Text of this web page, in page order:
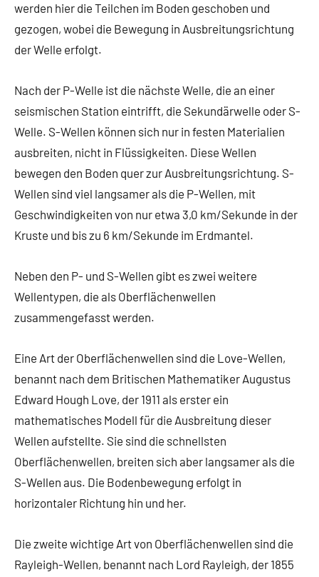
werden hier die Teilchen im Boden geschoben und
gezogen, wobei die Bewegung in Ausbreitungsrichtung
der Welle erfolgt.
Nach der P-Welle ist die nächste Welle, die an einer
seismischen Station eintrifft, die Sekundärwelle oder S-
Welle. S-Wellen können sich nur in festen Materialien
ausbreiten, nicht in Flüssigkeiten. Diese Wellen
bewegen den Boden quer zur Ausbreitungsrichtung. S-
Wellen sind viel langsamer als die P-Wellen, mit
Geschwindigkeiten von nur etwa 3,0 km/Sekunde in der
Kruste und bis zu 6 km/Sekunde im Erdmantel.
Neben den P- und S-Wellen gibt es zwei weitere
Wellentypen, die als Oberflächenwellen
zusammengefasst werden.
Eine Art der Oberflächenwellen sind die Love-Wellen,
benannt nach dem Britischen Mathematiker Augustus
Edward Hough Love, der 1911 als erster ein
mathematisches Modell für die Ausbreitung dieser
Wellen aufstellte. Sie sind die schnellsten
Oberflächenwellen, breiten sich aber langsamer als die
S-Wellen aus. Die Bodenbewegung erfolgt in
horizontaler Richtung hin und her.
Die zweite wichtige Art von Oberflächenwellen sind die
Rayleigh-Wellen, benannt nach Lord Rayleigh, der 1855